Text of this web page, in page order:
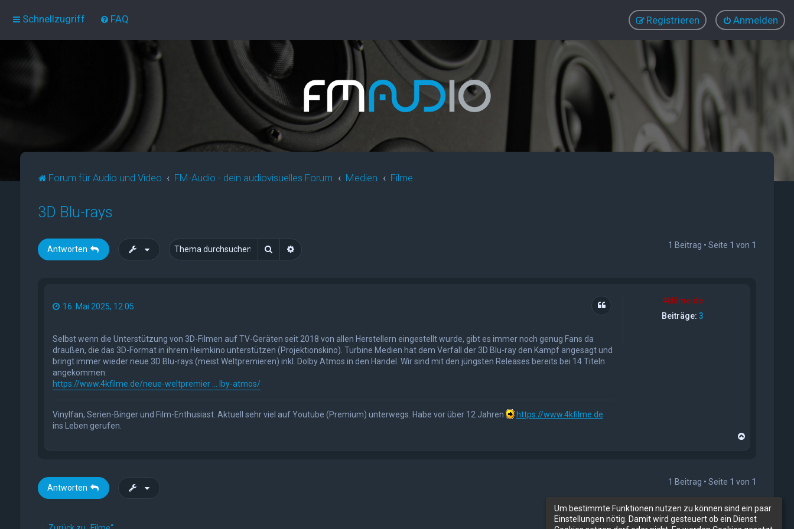
Schnellzugriff FAQ Anmelden
Registrieren
Forum für Audio und Video FM-Audio - dein audiovisuelles Forum Medien Filme
3D Blu-rays
Antworten Suche Erweiterte Suche 1 Beitrag • Seite 1 von 1
4kfilme.de
Beiträge: 3
Zitat
16. Mai 2025, 12:05
Selbst wenn die Unterstützung von 3D-Filmen auf TV-Geräten seit 2018 von allen Herstellern eingestellt wurde, gibt es immer noch genug Fans da
draußen, die das 3D-Format in ihrem Heimkino unterstützen (Projektionskino). Turbine Medien hat dem Verfall der 3D Blu-ray den Kampf angesagt und
bringt immer wieder neue 3D Blu-rays (meist Weltpremieren) inkl. Dolby Atmos in den Handel. Wir sind mit den jüngsten Releases bereits bei 14 Titeln
angekommen:
https://www.4kfilme.de/neue-weltpremier ... lby-atmos/
Vinylfan, Serien-Binger und Film-Enthusiast. Aktuell sehr viel auf Youtube (Premium) unterwegs. Habe vor über 12 Jahren
https://www.4kfilme.de
ins Leben gerufen.
b
Antworten
1 Beitrag • Seite 1 von 1
Um bestimmte Funktionen nutzen zu können sind ein paar
Einstellungen nötig. Damit wird gesteuert ob ein Dienst